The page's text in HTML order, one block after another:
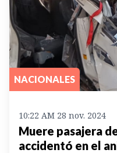
NACIONALES
10:22 AM 28 nov. 2024
Muere pasajera
accidentó en el